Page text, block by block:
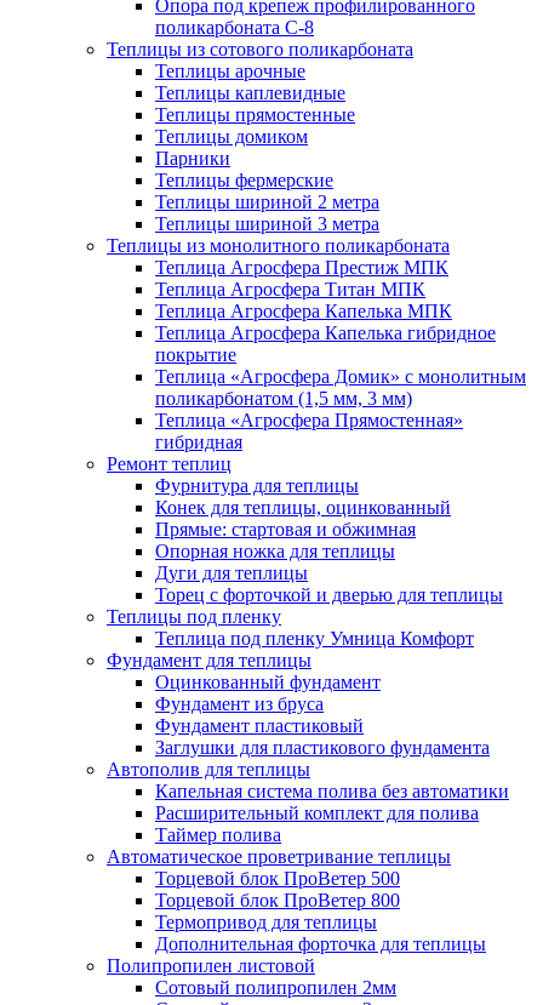
Опора под крепеж профилированного
поликарбоната С-8
Теплицы из сотового поликарбоната
Теплицы арочные
Теплицы каплевидные
Теплицы прямостенные
Теплицы домиком
Парники
Теплицы фермерские
Теплицы шириной 2 метра
Теплицы шириной 3 метра
Теплицы из монолитного поликарбоната
Теплица Агросфера Престиж МПК
Теплица Агросфера Титан МПК
Теплица Агросфера Капелька МПК
Теплица Агросфера Капелька гибридное
покрытие
Теплица «Агросфера Домик» с монолитным
поликарбонатом (1,5 мм, 3 мм)
Теплица «Агросфера Прямостенная»
гибридная
Ремонт теплиц
Фурнитура для теплицы
Конек для теплицы, оцинкованный
Прямые: стартовая и обжимная
Опорная ножка для теплицы
Дуги для теплицы
Торец с форточкой и дверью для теплицы
Теплицы под пленку
Теплица под пленку Умница Комфорт
Фундамент для теплицы
Оцинкованный фундамент
Фундамент из бруса
Фундамент пластиковый
Заглушки для пластикового фундамента
Автополив для теплицы
Капельная система полива без автоматики
Расширительный комплект для полива
Таймер полива
Автоматическое проветривание теплицы
Торцевой блок ПроВетер 500
Торцевой блок ПроВетер 800
Термопривод для теплицы
Дополнительная форточка для теплицы
Полипропилен листовой
Сотовый полипропилен 2мм